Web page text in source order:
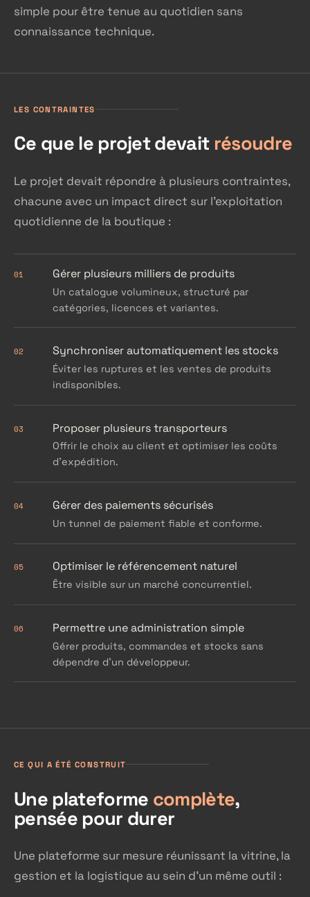
simple pour être tenue au quotidien sans
connaissance technique.
LES CONTRAINTES
Ce que le projet devait résoudre
Le projet devait répondre à plusieurs contraintes,
chacune avec un impact direct sur l'exploitation
quotidienne de la boutique :
01 Gérer plusieurs milliers de produits
Un catalogue volumineux, structuré par
catégories, licences et variantes.
02 Synchroniser automatiquement les stocks
Éviter les ruptures et les ventes de produits
indisponibles.
03 Proposer plusieurs transporteurs
Offrir le choix au client et optimiser les coûts
d'expédition.
04 Gérer des paiements sécurisés
Un tunnel de paiement fiable et conforme.
05 Optimiser le référencement naturel
Être visible sur un marché concurrentiel.
06 Permettre une administration simple
Gérer produits, commandes et stocks sans
dépendre d'un développeur.
CE QUI A ÉTÉ CONSTRUIT
Une plateforme complète,
pensée pour durer
Une plateforme sur mesure réunissant la vitrine, la
gestion et la logistique au sein d'un même outil :